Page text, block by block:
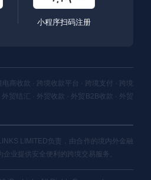
小程序扫码注册
商收款 · 跨境收款平台 · 跨境支付 · 跨境
贸结汇 · 外贸收款 · 外贸B2B收款 · 外贸
LIMITED负责，由合作的境内外金融
业提供安全便利的跨境交易服务。